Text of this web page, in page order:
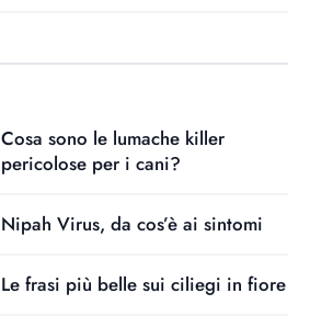
Cosa sono le lumache killer
pericolose per i cani?
Nipah Virus, da cos’è ai sintomi
Le frasi più belle sui ciliegi in fiore